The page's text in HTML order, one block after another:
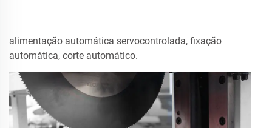
alimentação automática servocontrolada, fixação
automática, corte automático.